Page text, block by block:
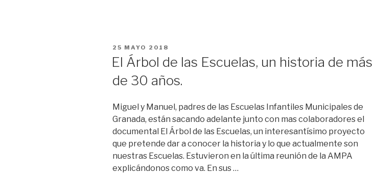
PUBLICADO
25 MAYO 2018
El Árbol de las Escuelas, un historia de más
de 30 años.
Miguel y Manuel, padres de las Escuelas Infantiles Municipales de
Granada, están sacando adelante junto con mas colaboradores el
documental El Árbol de las Escuelas, un interesantísimo proyecto
que pretende dar a conocer la historia y lo que actualmente son
nuestras Escuelas. Estuvieron en la última reunión de la AMPA
explicándonos como va. En sus …